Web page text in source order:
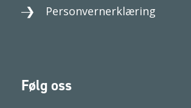
Personvernerklæring
Følg oss